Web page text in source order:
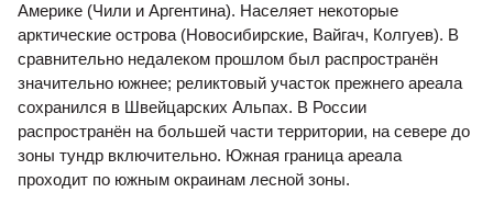
Америке (Чили и Аргентина). Населяет некоторые
арктические острова (Новосибирские, Вайгач, Колгуев). В
сравнительно недалеком прошлом был распространён
значительно южнее; реликтовый участок прежнего ареала
сохранился в Швейцарских Альпах. В России
распространён на большей части территории, на севере до
зоны тундр включительно. Южная граница ареала
проходит по южным окраинам лесной зоны.